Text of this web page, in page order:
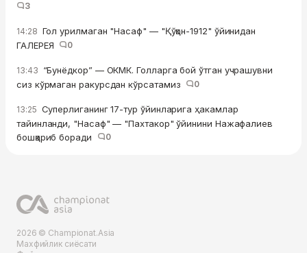
3
14:28 Гол урилмаган "Насаф" — "Қўқон-1912" ўйинидан
ГАЛЕРЕЯ
0
13:43 “Бунёдкор” — ОКМК. Голларга бой ўтган учрашувни
сиз кўрмаган ракурсдан кўрсатамиз
0
13:25 Суперлиганинг 17-тур ўйинларига ҳакамлар
тайинланди, "Насаф" — "Пахтакор" ўйинини Нажафалиев
бошқариб боради
0
2026 © Championat.Asia
Махфийлик сиёсати